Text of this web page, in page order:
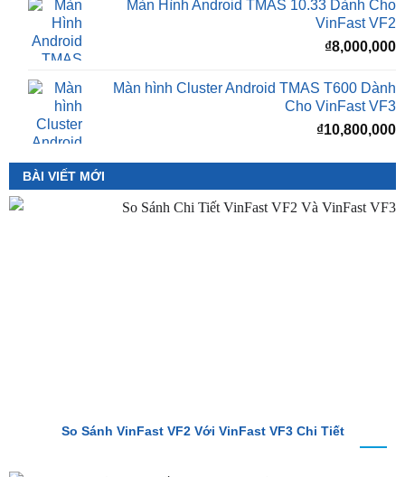
Màn Hình Android TMAS 10.33 Dành Cho
VinFast VF2
₫8,000,000
Màn hình Cluster Android TMAS T600 Dành
Cho VinFast VF3
₫10,800,000
BÀI VIẾT MỚI
So Sánh VinFast VF2 Với VinFast VF3 Chi Tiết